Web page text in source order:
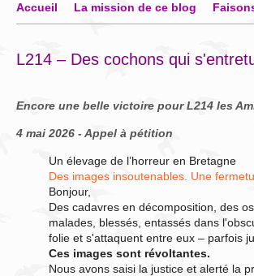
Accueil La mission de ce blog
L214 – Des cochons qui
Encore une belle victoire pour L214 les
4 mai 2026 - Appel à pétition
Un élevage de l’horreur en Bretagne
Des images insoutenables. Une
Bonjour,
Des cadavres en décomposition, des
malades, blessés, entassés dans
folie et s'attaquent entre eux – parfois
Ces images sont révoltantes.
Nous avons saisi la justice et alerté la